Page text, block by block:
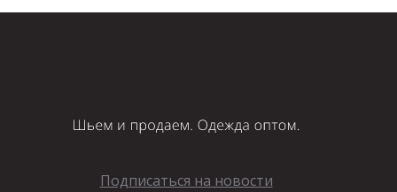
Подписаться на новости